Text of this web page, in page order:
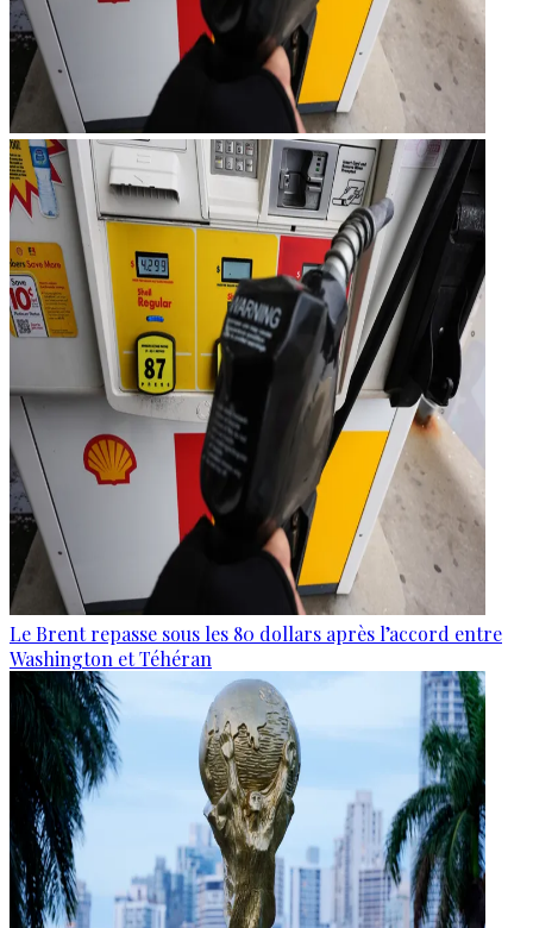
Le Brent repasse sous les 80 dollars après l’accord entre
Washington et Téhéran